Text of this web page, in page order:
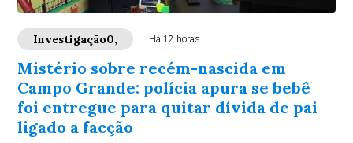
Investigação0, Há 12 horas
Mistério sobre recém-nascida em
Campo Grande: polícia apura se bebê
foi entregue para quitar dívida de pai
ligado a facção